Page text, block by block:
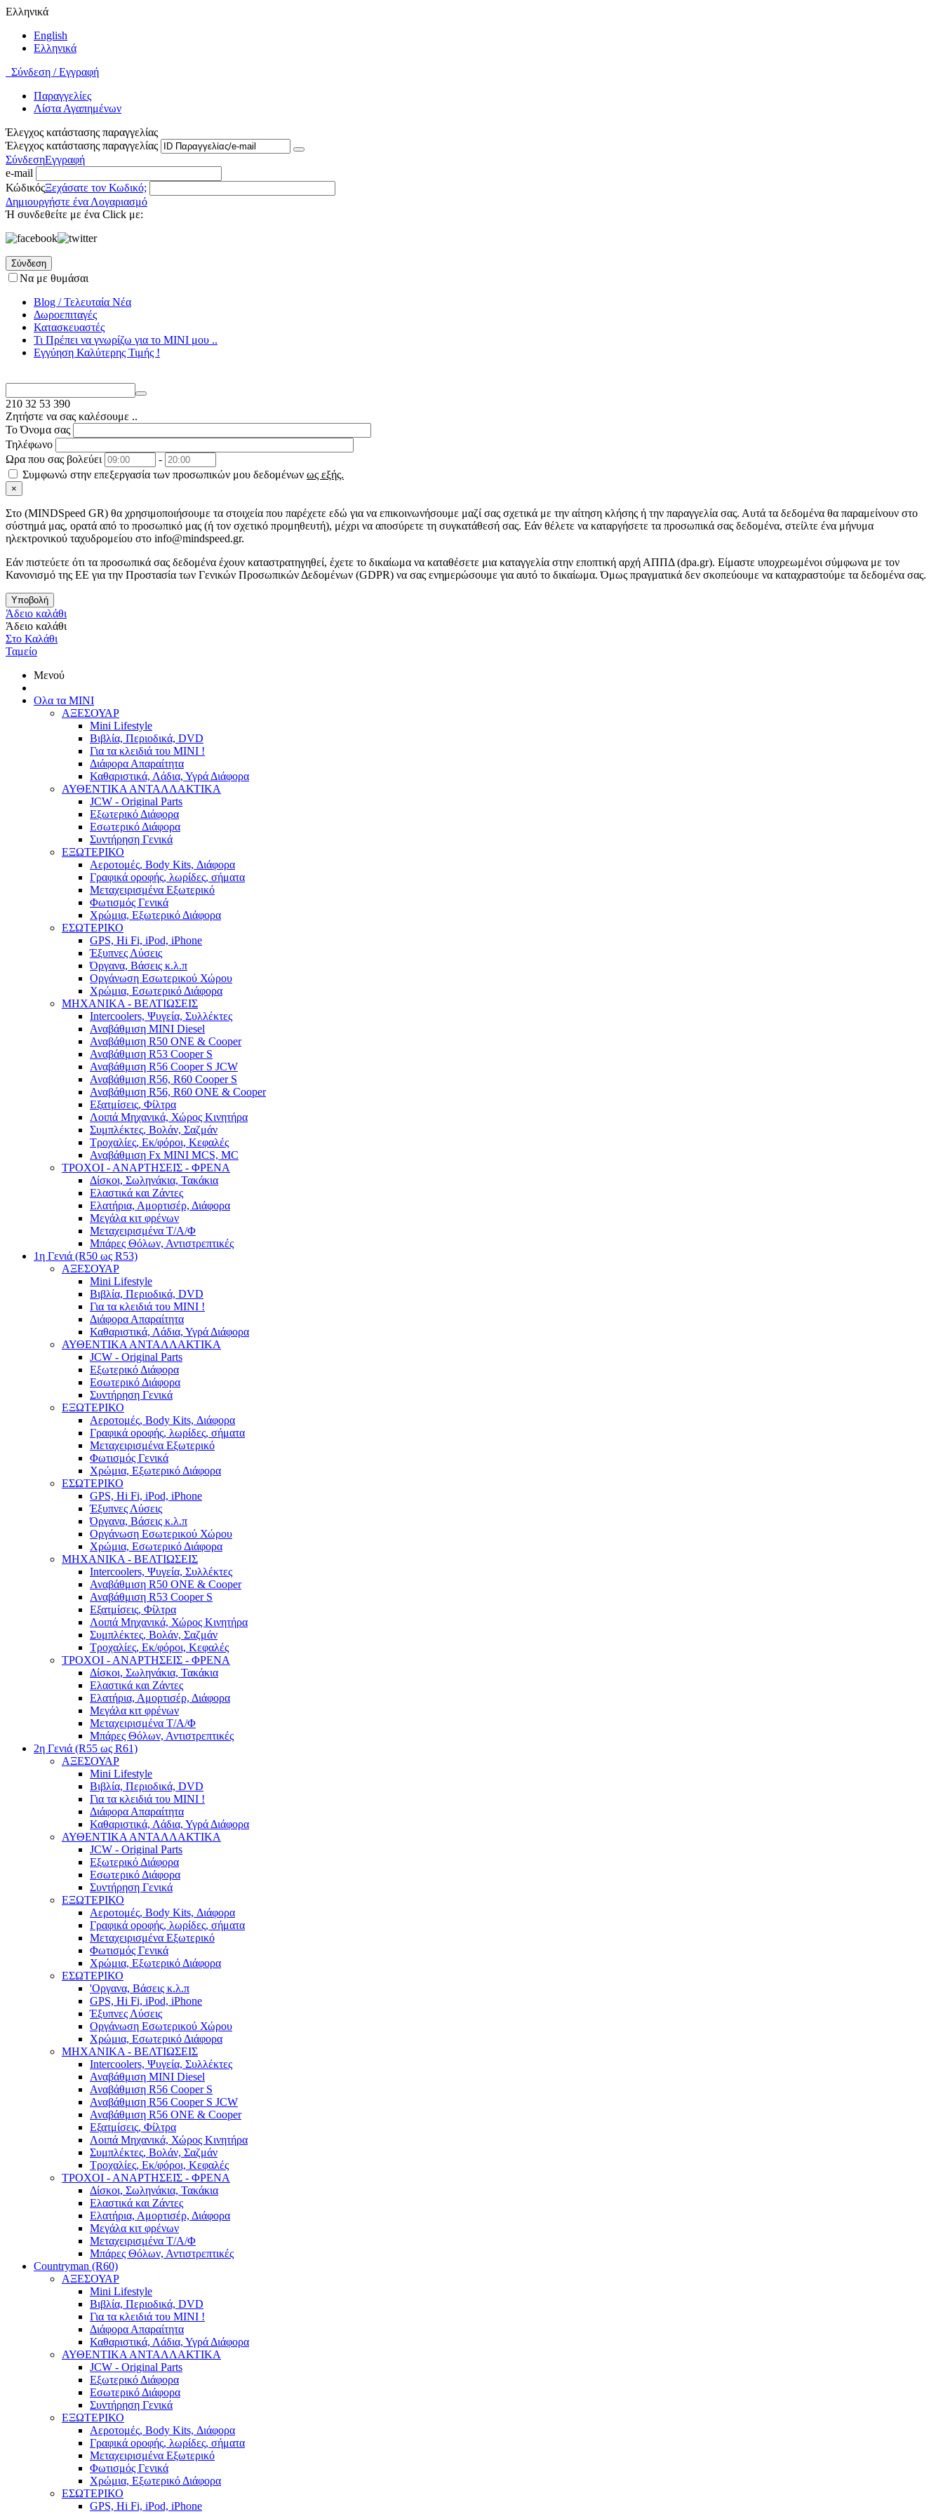
Ελληνικά
English
Ελληνικά
Σύνδεση / Εγγραφή
Παραγγελίες
Λίστα Αγαπημένων
Έλεγχος κατάστασης παραγγελίας
Έλεγχος κατάστασης παραγγελίας
ΣύνδεσηΕγγραφή
e-mail
ΚώδικόςΞεχάσατε τον Κωδικό;
Δημιουργήστε ένα Λογαριασμό
Ή συνδεθείτε με ένα Click με:
Σύνδεση
Να με θυμάσαι
Blog / Τελευταία Νέα
Δωροεπιταγές
Κατασκευαστές
Τι Πρέπει να γνωρίζω για το MΙΝΙ μου ..
Εγγύηση Καλύτερης Τιμής !
210 32 53 390
Ζητήστε να σας καλέσουμε ..
Το Όνομα σας
Τηλέφωνο
Ωρα που σας βολεύει
-
Συμφωνώ στην επεξεργασία των προσωπικών μου δεδομένων ως εξής.
×
Στo (MINDSpeed GR) θα χρησιμοποιήσουμε τα στοιχεία που παρέχετε εδώ για να επικοινωνήσουμε μαζί σας σχετικά με την αίτηση κλήσης ή την παραγγελία σας. Αυτά τα δεδομένα θα παραμείνουν στο
σύστημά μας, ορατά από το προσωπικό μας (ή τον σχετικό προμηθευτή), μέχρι να αποσύρετε τη συγκατάθεσή σας. Εάν θέλετε να καταργήσετε τα προσωπικά σας δεδομένα, στείλτε ένα μήνυμα
ηλεκτρονικού ταχυδρομείου στο info@mindspeed.gr.
Εάν πιστεύετε ότι τα προσωπικά σας δεδομένα έχουν καταστρατηγηθεί, έχετε το δικαίωμα να καταθέσετε μια καταγγελία στην εποπτική αρχή ΑΠΠΔ (dpa.gr). Είμαστε υποχρεωμένοι σύμφωνα με τον
Κανονισμό της ΕΕ για την Προστασία των Γενικών Προσωπικών Δεδομένων (GDPR) να σας ενημερώσουμε για αυτό το δικαίωμα. Όμως πραγματικά δεν σκοπεύουμε να καταχραστούμε τα δεδομένα σας.
Υποβολή
Άδειο καλάθι
Άδειο καλάθι
Στο Καλάθι
Ταμείο
Μενού
Ολα τα ΜΙΝΙ
ΑΞΕΣΟΥΑΡ
Mini Lifestyle
Βιβλία, Περιοδικά, DVD
Για τα κλειδιά του MINI !
Διάφορα Απαραίτητα
Καθαριστικά, Λάδια, Υγρά Διάφορα
ΑΥΘΕΝΤΙΚΑ ΑΝΤΑΛΛΑΚΤΙΚΑ
JCW - Original Parts
Εξωτερικό Διάφορα
Εσωτερικό Διάφορα
Συντήρηση Γενικά
ΕΞΩΤΕΡΙΚΟ
Αεροτομές, Body Kits, Διάφορα
Γραφικά οροφής, λωρίδες, σήματα
Μεταχειρισμένα Εξωτερικό
Φωτισμός Γενικά
Χρώμια, Εξωτερικό Διάφορα
ΕΣΩΤΕΡΙΚΟ
GPS, Hi Fi, iPod, iPhone
Έξυπνες Λύσεις
Όργανα, Βάσεις κ.λ.π
Οργάνωση Εσωτερικού Χώρου
Χρώμια, Εσωτερικό Διάφορα
ΜΗΧΑΝΙΚΑ - ΒΕΛΤΙΩΣΕΙΣ
Intercoolers, Ψυγεία, Συλλέκτες
Αναβάθμιση MINI Diesel
Αναβάθμιση R50 ONE & Cooper
Αναβάθμιση R53 Cooper S
Αναβάθμιση R56 Cooper S JCW
Αναβάθμιση R56, R60 Cooper S
Αναβάθμιση R56, R60 ONE & Cooper
Εξατμίσεις, Φίλτρα
Λοιπά Μηχανικά, Χώρος Κινητήρα
Συμπλέκτες, Βολάν, Σαζμάν
Τροχαλίες, Εκ/φόροι, Κεφαλές
Αναβάθμιση Fx MINI MCS, MC
ΤΡΟΧΟΙ - ΑΝΑΡΤΗΣΕΙΣ - ΦΡΕΝΑ
Δίσκοι, Σωληνάκια, Τακάκια
Ελαστικά και Ζάντες
Ελατήρια, Αμορτισέρ, Διάφορα
Μεγάλα κιτ φρένων
Μεταχειρισμένα Τ/Α/Φ
Μπάρες Θόλων, Αντιστρεπτικές
1η Γενιά (R50 ως R53)
ΑΞΕΣΟΥΑΡ
Mini Lifestyle
Βιβλία, Περιοδικά, DVD
Για τα κλειδιά του MINI !
Διάφορα Απαραίτητα
Καθαριστικά, Λάδια, Υγρά Διάφορα
ΑΥΘΕΝΤΙΚΑ ΑΝΤΑΛΛΑΚΤΙΚΑ
JCW - Original Parts
Εξωτερικό Διάφορα
Εσωτερικό Διάφορα
Συντήρηση Γενικά
ΕΞΩΤΕΡΙΚΟ
Αεροτομές, Body Kits, Διάφορα
Γραφικά οροφής, λωρίδες, σήματα
Μεταχειρισμένα Εξωτερικό
Φωτισμός Γενικά
Χρώμια, Εξωτερικό Διάφορα
ΕΣΩΤΕΡΙΚΟ
GPS, Hi Fi, iPod, iPhone
Έξυπνες Λύσεις
Όργανα, Βάσεις κ.λ.π
Οργάνωση Εσωτερικού Χώρου
Χρώμια, Εσωτερικό Διάφορα
ΜΗΧΑΝΙΚΑ - ΒΕΛΤΙΩΣΕΙΣ
Intercoolers, Ψυγεία, Συλλέκτες
Αναβάθμιση R50 ONE & Cooper
Αναβάθμιση R53 Cooper S
Εξατμίσεις, Φίλτρα
Λοιπά Μηχανικά, Χώρος Κινητήρα
Συμπλέκτες, Βολάν, Σαζμάν
Τροχαλίες, Εκ/φόροι, Κεφαλές
ΤΡΟΧΟΙ - ΑΝΑΡΤΗΣΕΙΣ - ΦΡΕΝΑ
Δίσκοι, Σωληνάκια, Τακάκια
Ελαστικά και Ζάντες
Ελατήρια, Αμορτισέρ, Διάφορα
Μεγάλα κιτ φρένων
Μεταχειρισμένα Τ/Α/Φ
Μπάρες Θόλων, Αντιστρεπτικές
2η Γενιά (R55 ως R61)
ΑΞΕΣΟΥΑΡ
Mini Lifestyle
Βιβλία, Περιοδικά, DVD
Για τα κλειδιά του MINI !
Διάφορα Απαραίτητα
Καθαριστικά, Λάδια, Υγρά Διάφορα
ΑΥΘΕΝΤΙΚΑ ΑΝΤΑΛΛΑΚΤΙΚΑ
JCW - Original Parts
Εξωτερικό Διάφορα
Εσωτερικό Διάφορα
Συντήρηση Γενικά
ΕΞΩΤΕΡΙΚΟ
Αεροτομές, Body Kits, Διάφορα
Γραφικά οροφής, λωρίδες, σήματα
Μεταχειρισμένα Εξωτερικό
Φωτισμός Γενικά
Χρώμια, Εξωτερικό Διάφορα
ΕΣΩΤΕΡΙΚΟ
'Οργανα, Βάσεις κ.λ.π
GPS, Hi Fi, iPod, iPhone
Έξυπνες Λύσεις
Οργάνωση Εσωτερικού Χώρου
Χρώμια, Εσωτερικό Διάφορα
ΜΗΧΑΝΙΚΑ - ΒΕΛΤΙΩΣΕΙΣ
Intercoolers, Ψυγεία, Συλλέκτες
Αναβάθμιση MINI Diesel
Αναβάθμιση R56 Cooper S
Αναβάθμιση R56 Cooper S JCW
Αναβάθμιση R56 ONE & Cooper
Εξατμίσεις, Φίλτρα
Λοιπά Μηχανικά, Χώρος Κινητήρα
Συμπλέκτες, Βολάν, Σαζμάν
Τροχαλίες, Εκ/φόροι, Κεφαλές
ΤΡΟΧΟΙ - ΑΝΑΡΤΗΣΕΙΣ - ΦΡΕΝΑ
Δίσκοι, Σωληνάκια, Τακάκια
Ελαστικά και Ζάντες
Ελατήρια, Αμορτισέρ, Διάφορα
Μεγάλα κιτ φρένων
Μεταχειρισμένα Τ/Α/Φ
Μπάρες Θόλων, Αντιστρεπτικές
Countryman (R60)
ΑΞΕΣΟΥΑΡ
Mini Lifestyle
Βιβλία, Περιοδικά, DVD
Για τα κλειδιά του MINI !
Διάφορα Απαραίτητα
Καθαριστικά, Λάδια, Υγρά Διάφορα
ΑΥΘΕΝΤΙΚΑ ΑΝΤΑΛΛΑΚΤΙΚΑ
JCW - Original Parts
Εξωτερικό Διάφορα
Εσωτερικό Διάφορα
Συντήρηση Γενικά
ΕΞΩΤΕΡΙΚΟ
Αεροτομές, Body Kits, Διάφορα
Γραφικά οροφής, λωρίδες, σήματα
Μεταχειρισμένα Εξωτερικό
Φωτισμός Γενικά
Χρώμια, Εξωτερικό Διάφορα
ΕΣΩΤΕΡΙΚΟ
GPS, Hi Fi, iPod, iPhone